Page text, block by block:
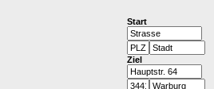
Start
Ziel